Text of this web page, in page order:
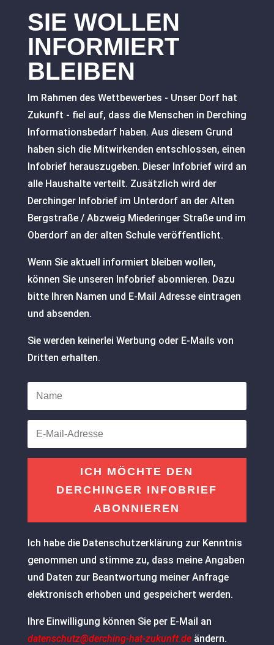
SIE WOLLEN
INFORMIERT
BLEIBEN
Im Rahmen des Wettbewerbes - Unser Dorf hat
Zukunft - fiel auf, dass die Menschen in Derching
Informationsbedarf haben. Aus diesem Grund
haben sich die Mitwirkenden entschlossen, einen
Infobrief herauszugeben. Dieser Infobrief wird an
alle Haushalte verteilt. Zusätzlich wird der
Derchinger Infobrief im Unterdorf an der Alten
Bergstraße / Abzweig Miederinger Straße und im
Oberdorf an der alten Schule veröffentlicht.
Wenn Sie aktuell informiert bleiben wollen,
können Sie unseren Infobrief abonnieren. Dazu
bitte Ihren Namen und E-Mail Adresse eintragen
und absenden.
Sie werden keinerlei Werbung oder E-Mails von
Dritten erhalten.
ICH MÖCHTE DEN
DERCHINGER INFOBRIEF
ABONNIEREN
Ich habe die Datenschutzerklärung zur Kenntnis
genommen und stimme zu, dass meine Angaben
und Daten zur Beantwortung meiner Anfrage
elektronisch erhoben und gespeichert werden.
Ihre Einwilligung können Sie per E-Mail an
datenschutz@derching-hat-zukunft.de ändern.